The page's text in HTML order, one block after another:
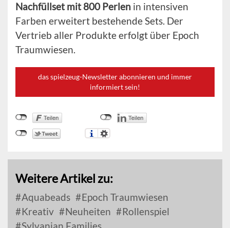
Nachfüllset mit 800 Perlen in intensiven
Farben erweitert bestehende Sets. Der
Vertrieb aller Produkte erfolgt über Epoch
Traumwiesen.
das spielzeug-Newsletter abonnieren und immer
informiert sein!
Weitere Artikel zu:
Aquabeads
Epoch Traumwiesen
Kreativ
Neuheiten
Rollenspiel